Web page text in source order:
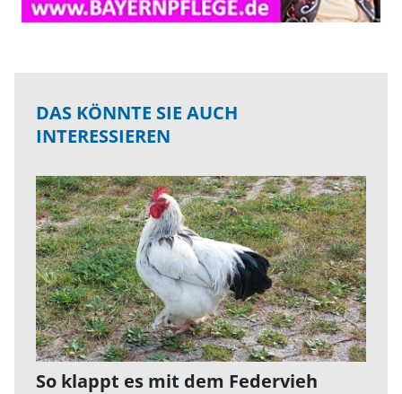
DAS KÖNNTE SIE AUCH
INTERESSIEREN
So klappt es mit dem Federvieh